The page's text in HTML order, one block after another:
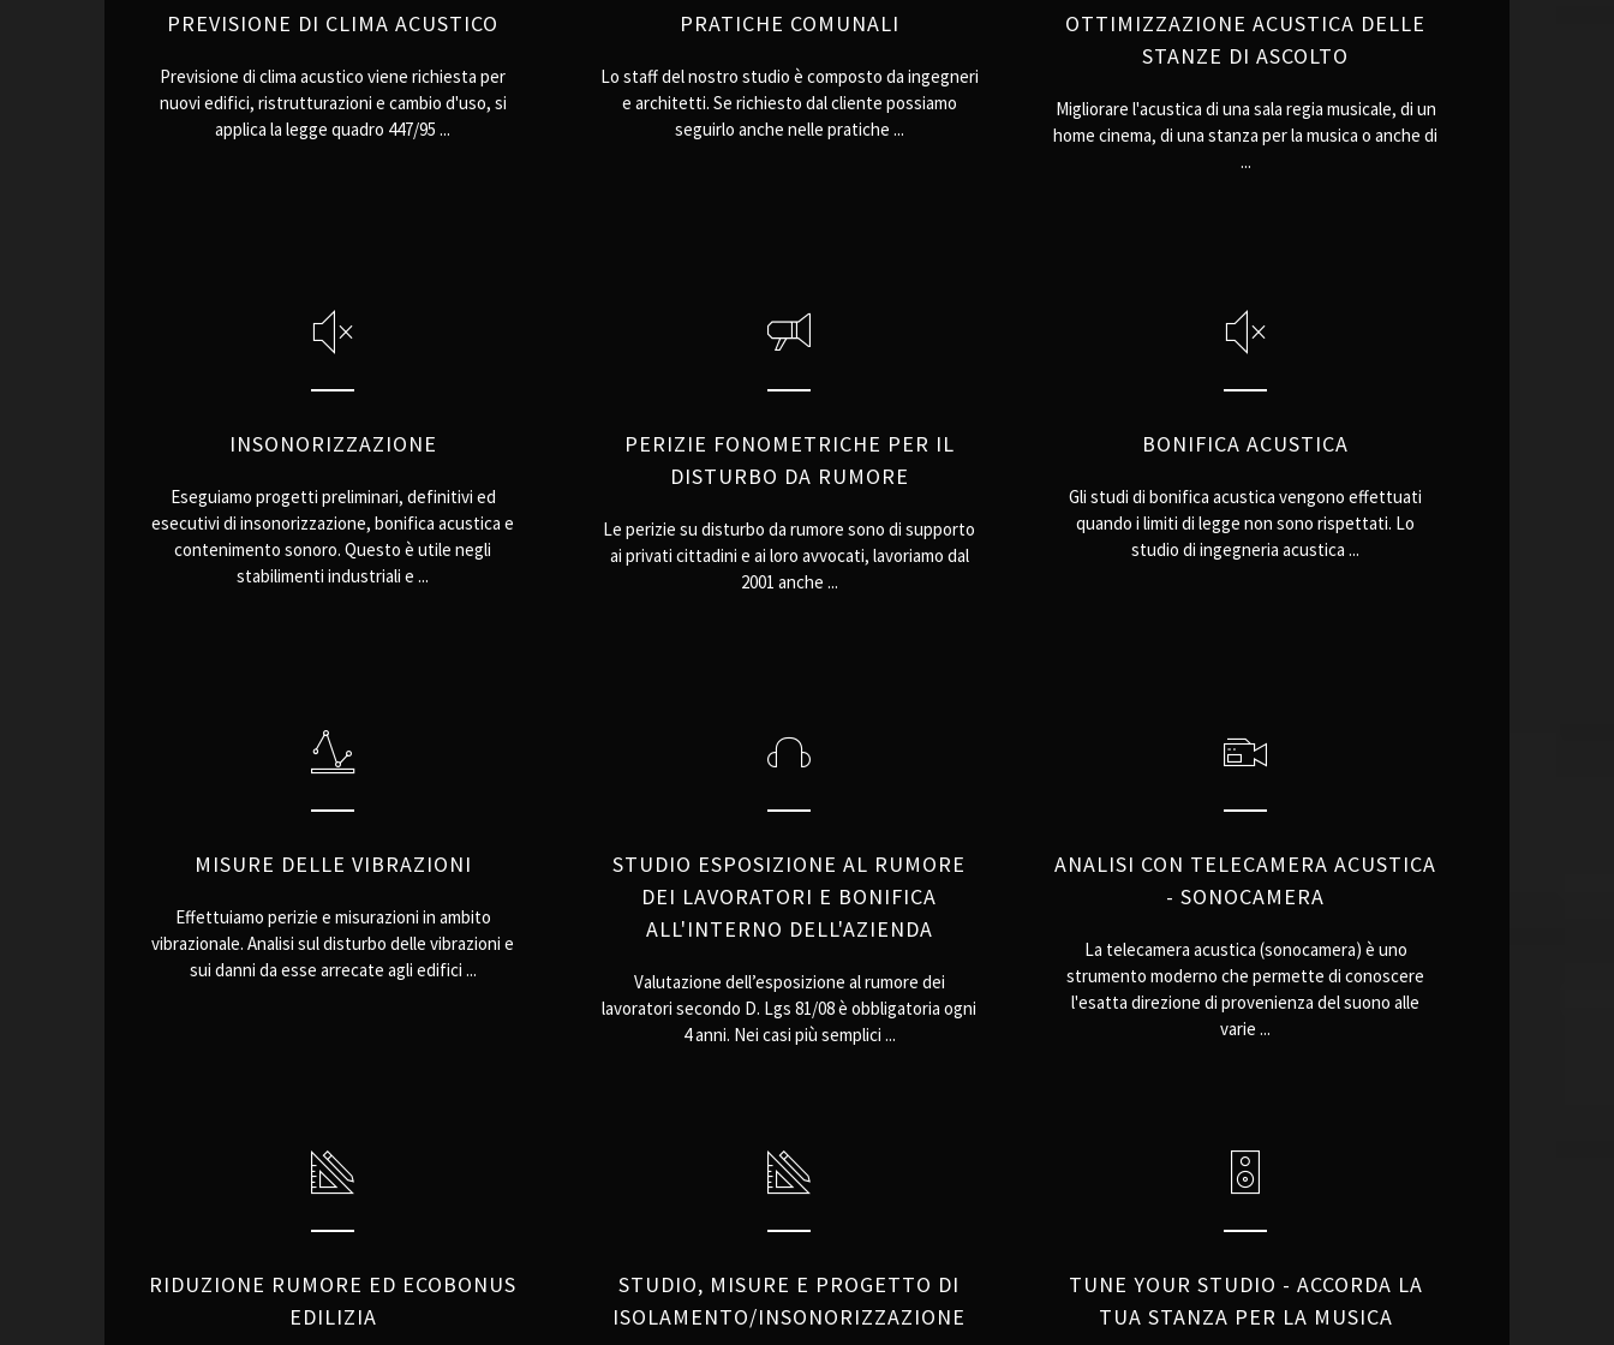
PREVISIONE DI CLIMA ACUSTICO
Previsione di clima acustico viene richiesta per
nuovi edifici, ristrutturazioni e cambio d'uso, si
applica la legge quadro 447/95 ...
PRATICHE COMUNALI
Lo staff del nostro studio è composto da ingegneri
e architetti. Se richiesto dal cliente possiamo
seguirlo anche nelle pratiche ...
OTTIMIZZAZIONE ACUSTICA DELLE
STANZE DI ASCOLTO
Migliorare l'acustica di una sala regia musicale, di un
home cinema, di una stanza per la musica o anche di
...
INSONORIZZAZIONE
Eseguiamo progetti preliminari, definitivi ed
esecutivi di insonorizzazione, bonifica acustica e
contenimento sonoro. Questo è utile negli
stabilimenti industriali e ...
PERIZIE FONOMETRICHE PER IL
DISTURBO DA RUMORE
Le perizie su disturbo da rumore sono di supporto
ai privati cittadini e ai loro avvocati, lavoriamo dal
2001 anche ...
BONIFICA ACUSTICA
Gli studi di bonifica acustica vengono effettuati
quando i limiti di legge non sono rispettati. Lo
studio di ingegneria acustica ...
MISURE DELLE VIBRAZIONI
Effettuiamo perizie e misurazioni in ambito
vibrazionale. Analisi sul disturbo delle vibrazioni e
sui danni da esse arrecate agli edifici ...
STUDIO ESPOSIZIONE AL RUMORE
DEI LAVORATORI E BONIFICA
ALL'INTERNO DELL'AZIENDA
Valutazione dell’esposizione al rumore dei
lavoratori secondo D. Lgs 81/08 è obbligatoria ogni
4 anni. Nei casi più semplici ...
ANALISI CON TELECAMERA ACUSTICA
- SONOCAMERA
La telecamera acustica (sonocamera) è uno
strumento moderno che permette di conoscere
l'esatta direzione di provenienza del suono alle
varie ...
RIDUZIONE RUMORE ED ECOBONUS
EDILIZIA
STUDIO, MISURE E PROGETTO DI
ISOLAMENTO/INSONORIZZAZIONE
TUNE YOUR STUDIO - ACCORDA LA
TUA STANZA PER LA MUSICA